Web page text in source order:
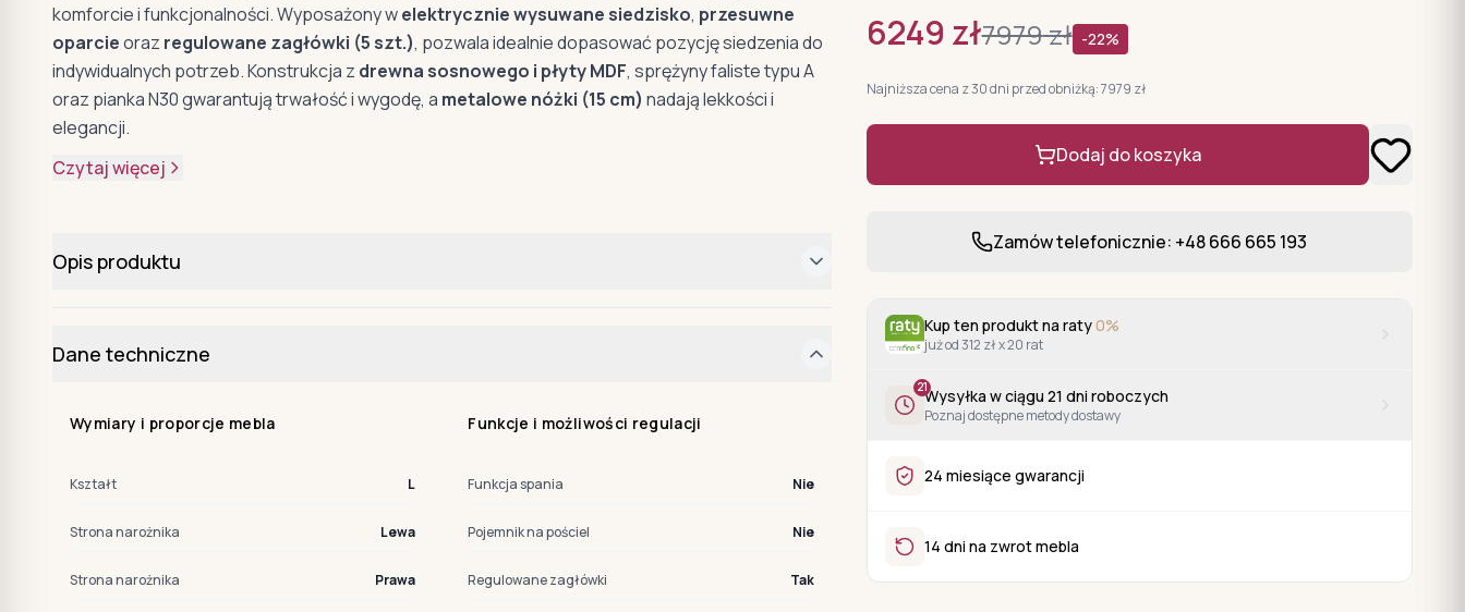
komforcie i funkcjonalności. Wyposażony welektrycznie wysuwane siedzisko, przesuwne
oparcieoraz regulowane zagłówki (5 szt.), pozwala idealnie dopasować pozycję siedzenia do
indywidualnych potrzeb. Konstrukcja z drewna sosnowego i płyty MDF, sprężyny faliste typu A
oraz pianka N30 gwarantują trwałość i wygodę, a metalowe nóżki (15 cm) nadają lekkości i
elegancji.
Czytaj więcej
Opis produktu
Dane techniczne
Wymiary i proporcje mebla
Kształt L
Strona narożnika Lewa
Strona narożnika Prawa
Funkcje i możliwości regulacji
Funkcja spania Nie
Pojemnik na pościel Nie
Regulowane zagłówki Tak
6249 zł7979zł -22%
Najniższa cena z 30 dni przed obniżką:7979 zł
Dodaj do koszyka
Zamów telefonicznie: +48 666 665 193
Kup ten produkt na raty0%
już od 312 zł x 20 rat
21Wysyłka w ciągu 21 dni roboczych
Poznaj dostępne metody dostawy
24 miesiące gwarancji
14 dni na zwrot mebla